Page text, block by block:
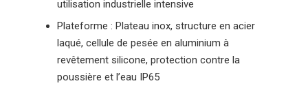
utilisation industrielle intensive
Plateforme : Plateau inox, structure en acier
laqué, cellule de pesée en aluminium à
revêtement silicone, protection contre la
poussière et l’eau IP65